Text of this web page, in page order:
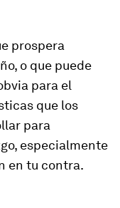
prospera
o que puede
para el
que los
para
especialmente
en tu contra.